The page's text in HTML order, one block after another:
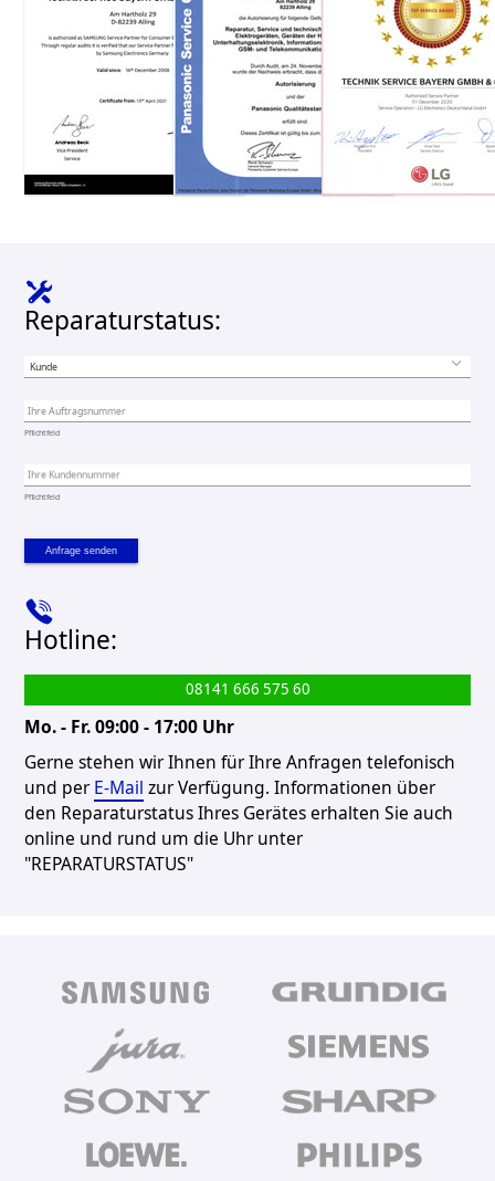
Reparaturstatus:
Ihre Auftragsnummer
Pflichtfeld
Ihre Kundennummer
Pflichtfeld
Anfrage senden
Hotline:
08141 666 575 60
Mo. - Fr. 09:00 - 17:00 Uhr
Gerne stehen wir Ihnen für Ihre Anfragen telefonisch
und perE-Mail zur Verfügung. Informationen über
den Reparaturstatus Ihres Gerätes erhalten Sie auch
online und rund um die Uhr unter
"REPARATURSTATUS"